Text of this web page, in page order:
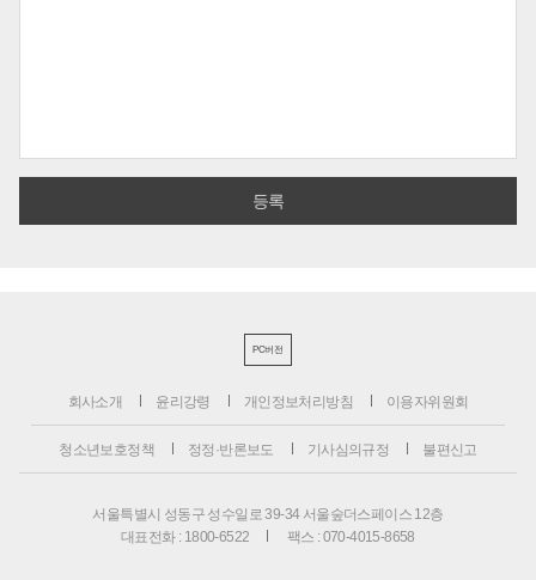
PC버전
회사소개 윤리강령 개인정보처리방침 이용자위원회
청소년보호정책 정정·반론보도 기사심의규정 불편신고
서울특별시 성동구 성수일로 39-34 서울숲더스페이스 12층
대표전화 : 1800-6522
팩스 : 070-4015-8658